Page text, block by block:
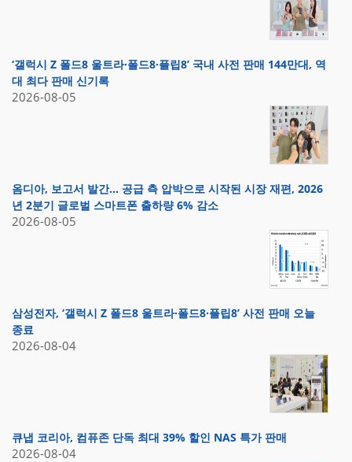
‘갤럭시 Z 폴드8 울트라·폴드8·플립8’ 국내 사전 판매 144만대, 역
대 최다 판매 신기록
2026-08-05
옴디아, 보고서 발간… 공급 측 압박으로 시작된 시장 재편, 2026
년 2분기 글로벌 스마트폰 출하량 6% 감소
2026-08-05
삼성전자, ‘갤럭시 Z 폴드8 울트라·폴드8·플립8’ 사전 판매 오늘
종료
2026-08-04
큐냅 코리아, 컴퓨존 단독 최대 39% 할인 NAS 특가 판매
2026-08-04